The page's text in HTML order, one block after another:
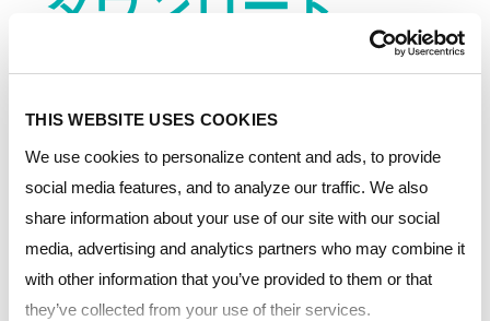
THIS WEBSITE USES COOKIES
We use cookies to personalize content and ads, to provide
social media features, and to analyze our traffic. We also
share information about your use of our site with our social
media, advertising and analytics partners who may combine it
with other information that you’ve provided to them or that
they’ve collected from your use of their services.
ダウンロード
Resource type:
Region: